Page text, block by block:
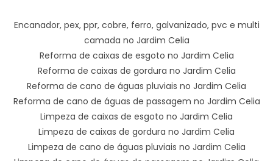
Encanador, pex, ppr, cobre, ferro, galvanizado, pvc e multi
camada no Jardim Celia
Reforma de caixas de esgoto no Jardim Celia
Reforma de caixas de gordura no Jardim Celia
Reforma de cano de águas pluviais no Jardim Celia
Reforma de cano de águas de passagem no Jardim Celia
Limpeza de caixas de esgoto no Jardim Celia
Limpeza de caixas de gordura no Jardim Celia
Limpeza de cano de águas pluviais no Jardim Celia